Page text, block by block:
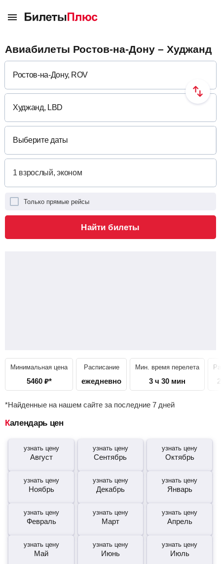
Авиабилеты Ростов-на-Дону – Худжанд
Выберите даты
Только прямые рейсы
Найти билеты
Минимальная цена
5460 ₽*
Расписание
ежедневно
Мин. время перелета
3 ч 30 мин
*Найденные на нашем сайте за последние 7 дней
Календарь цен
узнать цену
Август
узнать цену
Сентябрь
узнать цену
Октябрь
узнать цену
Ноябрь
узнать цену
Декабрь
узнать цену
Январь
узнать цену
Февраль
узнать цену
Март
узнать цену
Апрель
узнать цену
Май
узнать цену
Июнь
узнать цену
Июль